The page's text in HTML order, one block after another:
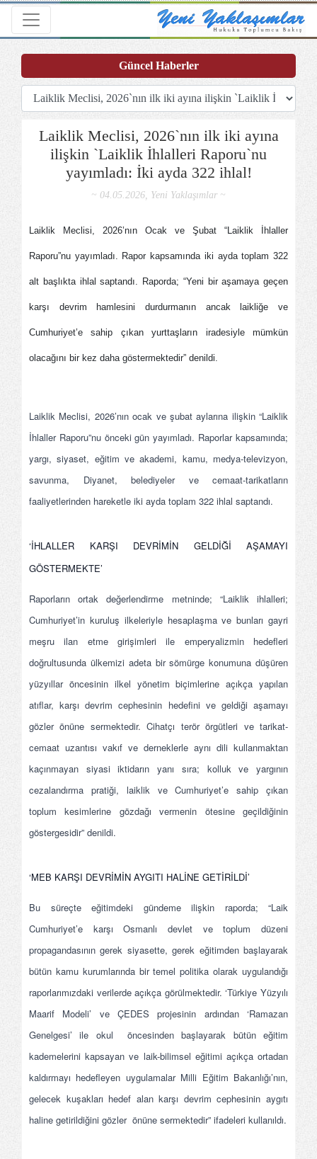
Toggle navigation
Laiklik Meclisi, 2026`nın ilk iki ayına
ilişkin `Laiklik İhlalleri Raporu`nu
yayımladı: İki ayda 322 ihlal!
~ 04.05.2026, Yeni Yaklaşımlar ~
Laiklik Meclisi, 2026’nın Ocak ve Şubat “Laiklik İhlaller
Raporu”nu yayımladı. Rapor kapsamında iki ayda toplam 322
alt başlıkta ihlal saptandı. Raporda; “Yeni bir aşamaya geçen
karşı devrim hamlesini durdurmanın ancak laikliğe ve
Cumhuriyet’e sahip çıkan yurttaşların iradesiyle mümkün
olacağını bir kez daha göstermektedir” denildi.
Laiklik Meclisi, 2026’nın ocak ve şubat aylarına ilişkin “Laiklik
İhlaller Raporu”nu önceki gün yayımladı. Raporlar kapsamında;
yargı, siyaset, eğitim ve akademi, kamu, medya-televizyon,
savunma, Diyanet, belediyeler ve cemaat-tarikatların
faaliyetlerinden hareketle iki ayda toplam 322 ihlal saptandı.
‘İHLALLER KARŞI DEVRİMİN GELDİĞİ AŞAMAYI
GÖSTERMEKTE’
Raporların ortak değerlendirme metninde; “Laiklik ihlalleri;
Cumhuriyet’in kuruluş ilkeleriyle hesaplaşma ve bunları gayri
meşru ilan etme girişimleri ile emperyalizmin hedefleri
doğrultusunda ülkemizi adeta bir sömürge konumuna düşüren
yüzyıllar öncesinin ilkel yönetim biçimlerine açıkça yapılan
atıflar, karşı devrim cephesinin hedefini ve geldiği aşamayı
gözler önüne sermektedir. Cihatçı terör örgütleri ve tarikat-
cemaat uzantısı vakıf ve derneklerle aynı dili kullanmaktan
kaçınmayan siyasi iktidarın yanı sıra; kolluk ve yargının
cezalandırma pratiği, laiklik ve Cumhuriyet’e sahip çıkan
toplum kesimlerine gözdağı vermenin ötesine geçildiğinin
göstergesidir” denildi.
‘MEB KARŞI DEVRİMİN AYGITI HALİNE GETİRİLDİ’
Bu süreçte eğitimdeki gündeme ilişkin raporda; “Laik
Cumhuriyet’e karşı Osmanlı devlet ve toplum düzeni
propagandasının gerek siyasette, gerek eğitimden başlayarak
bütün kamu kurumlarında bir temel politika olarak uygulandığı
raporlarımızdaki verilerde açıkça görülmektedir. ‘Türkiye Yüzyılı
Maarif Modeli’ ve ÇEDES projesinin ardından ‘Ramazan
Genelgesi’ ile okul öncesinden başlayarak bütün eğitim
kademelerini kapsayan ve laik-bilimsel eğitimi açıkça ortadan
kaldırmayı hedefleyen uygulamalar Milli Eğitim Bakanlığı’nın,
gelecek kuşakları hedef alan karşı devrim cephesinin aygıtı
haline getirildiğini gözler önüne sermektedir” ifadeleri kullanıldı.
Güncel Haberler